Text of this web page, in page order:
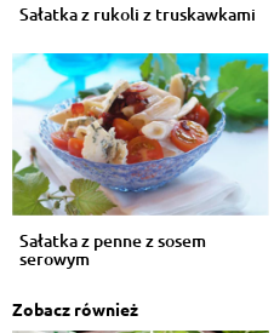
Sałatka z rukoli z truskawkami
Sałatka z penne z sosem
serowym
Zobacz również